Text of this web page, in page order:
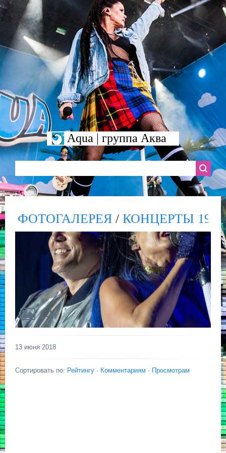
Aqua | группа Аква
ФОТОГАЛЕРЕЯ / КОНЦЕРТЫ
14
13 июня 2018
Сортировать по: Рейтингу · Комментариям · Просмотрам